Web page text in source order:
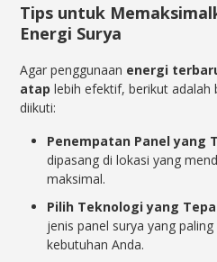
Tips untuk
Energi Surya
Agar penggunaan energi
atap lebih efektif, berikut adalah
diikuti:
Penempatan Panel yang
dipasang di lokasi yang
maksimal.
Pilih Teknologi yang
jenis panel surya yang
kebutuhan Anda.